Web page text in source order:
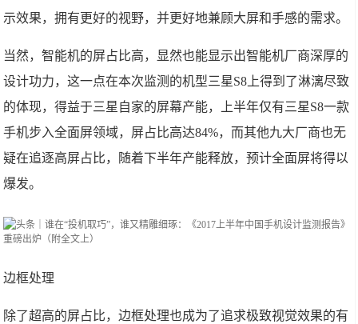
示效果，拥有更好的视野，并更好地兼顾大屏和手感的需求。
当然，智能机的屏占比高，显然也能显示出智能机厂商深厚的
设计功力，这一点在本次监测的机型三星S8上得到了淋漓尽致
的体现，得益于三星自家的屏幕产能，上半年仅有三星S8一款
手机步入全面屏领域，屏占比高达84%，而其他九大厂商也无
疑在追逐高屏占比，随着下半年产能释放，预计全面屏将得以
爆发。
边框处理
除了超高的屏占比，边框处理也成为了追求极致视觉效果的有